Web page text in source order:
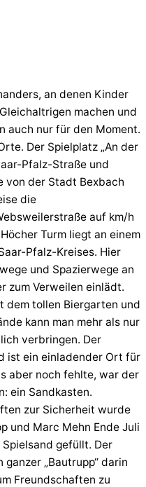
an denen Kinder
machen und
auch nur für den Moment.
Der Spielplatz „An der
Pfalz-Straße und
von der Stadt Bexbach
die
auf km/h
Turm liegt an einem
Pfalz-Kreises. Hier
und Spazierwege an
zum Verweilen einlädt.
dem tollen Biergarten und
kann man mehr als nur
verbringen. Der
ist ein einladender Ort für
aber noch fehlte, war der
ein Sandkasten.
zur Sicherheit wurde
und Marc Mehn Ende Juli
gefüllt. Der
„Bautrupp“ darin
Freundschaften zu